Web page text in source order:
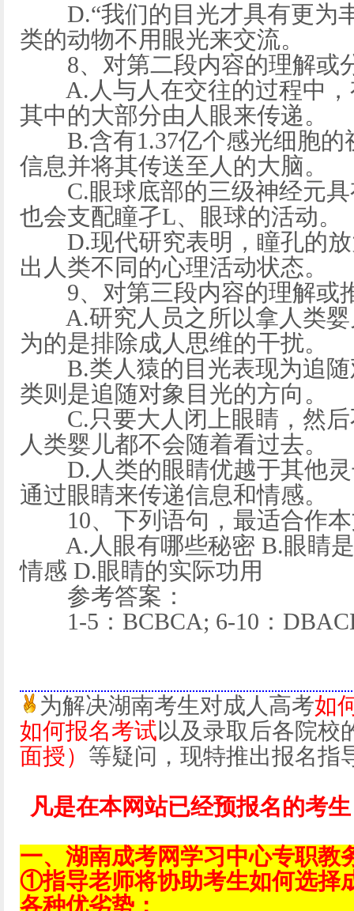
D.“我们的目光才具有更为
类的动物不用眼光来交流。
8、对第二段内容的理解或
A.人与人在交往的过程中，
其中的大部分由人眼来传递。
B.含有1.37亿个感光细胞的
信息并将其传送至人的大脑。
C.眼球底部的三级神经元具
也会支配瞳孑L、眼球的活动。
D.现代研究表明，瞳孔的放
出人类不同的心理活动状态。
9、对第三段内容的理解或
A.研究人员之所以拿人类婴
为的是排除成人思维的干扰。
B.类人猿的目光表现为追随
类则是追随对象目光的方向。
C.只要大人闭上眼睛，然后
人类婴儿都不会随着看过去。
D.人类的眼睛优越于其他灵
通过眼睛来传递信息和情感。
10、下列语句，最适合作本
A.人眼有哪些秘密 B.眼睛是
情感 D.眼睛的实际功用
参考答案：
1-5：BCBCA; 6-10：
为解决湖南考生对成人高考如
如何报名考试以及录取后各院校
面授） 等疑问，现特推出报名指
凡是在本网站已经预报名的考
一、湖南成考网学习中心专职教
①指导老师将协助考生如何选择
各种优劣势；